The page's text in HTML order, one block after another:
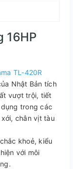
16HP
TL-420R
Nhật Bản tích
vượt trội, tiết
trong các
chân vịt tàu
khoẻ, kiểu
với môi